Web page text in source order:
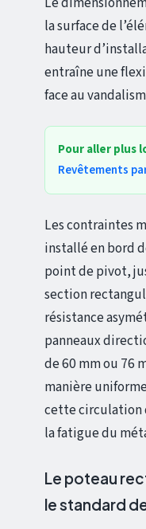
la surface de
hauteur
entraîne une
face au
Pour aller plus
Revêtements
Les contraintes
installé en bord
point de pivot,
section
résistance
panneaux
de 60 mm ou 76
manière
cette circulation
la fatigue du
Le poteau
le standard